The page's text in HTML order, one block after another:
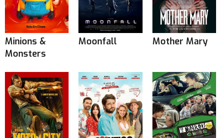
Minions &
Monsters
Moonfall Mother Mary